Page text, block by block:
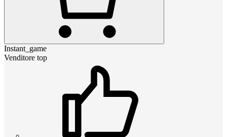
Instant_game
Venditore top